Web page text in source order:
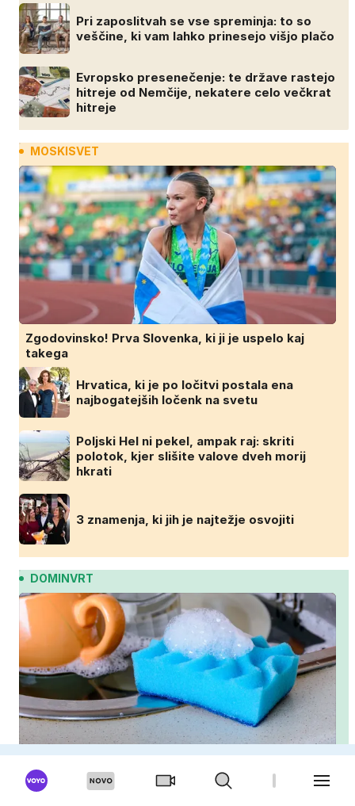
Pri zaposlitvah se vse spreminja: to so
veščine, ki vam lahko prinesejo višjo plačo
Evropsko presenečenje: te države rastejo
hitreje od Nemčije, nekatere celo večkrat
hitreje
MOSKISVET
Zgodovinsko! Prva Slovenka, ki ji je uspelo kaj
takega
Hrvatica, ki je po ločitvi postala ena
najbogatejših ločenk na svetu
Poljski Hel ni pekel, ampak raj: skriti
polotok, kjer slišite valove dveh morij
hkrati
3 znamenja, ki jih je najtežje osvojiti
DOMINVRT
Če se na trati pojavljajo rjave lise, je